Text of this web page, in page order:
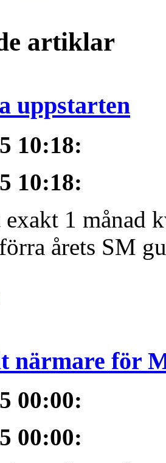
artiklar
uppstarten
10:18:
10:18:
exakt 1 månad
årets SM
närmare för
00:00:
00:00: